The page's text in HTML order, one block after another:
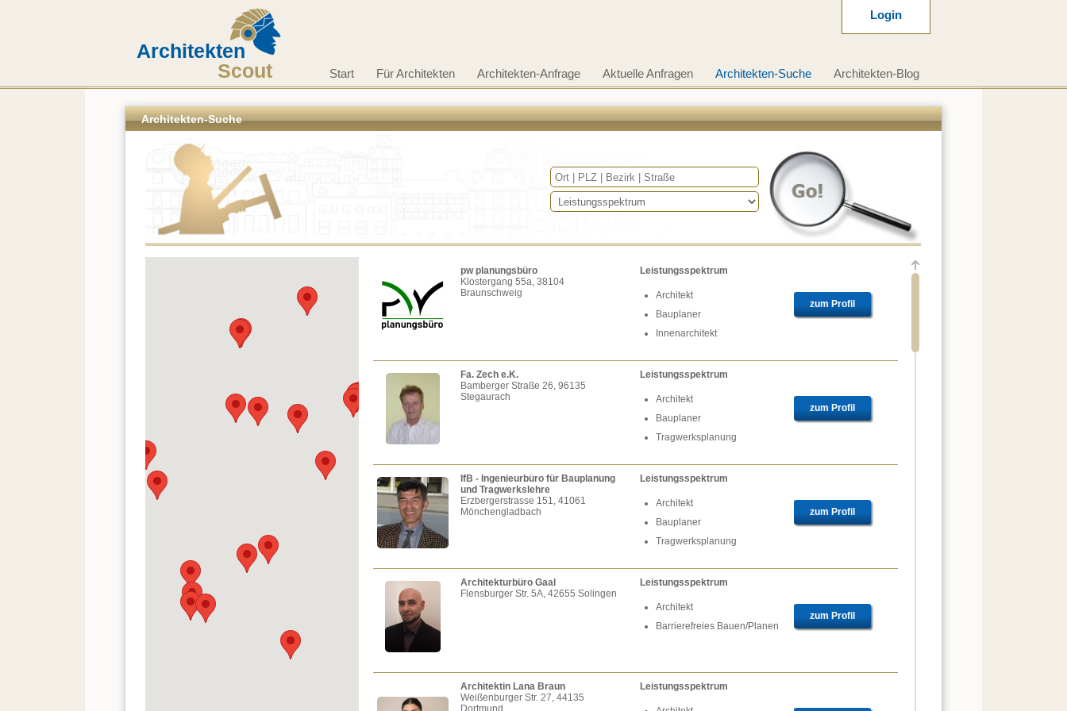
Architekten
Scout
Start Für Architekten Architekten-Anfrage Aktuelle Anfragen Architekten-Suche Architekten-Blog
Login
Architekten-Suche
pw planungsbüro
Klostergang 55a, 38104
Braunschweig
Leistungsspektrum
Architekt
Bauplaner
Innenarchitekt
zum Profil
Fa. Zech e.K.
Bamberger Straße 26, 96135
Stegaurach
Leistungsspektrum
Architekt
Bauplaner
Tragwerksplanung
zum Profil
IfB - Ingenieurbüro für Bauplanung
und Tragwerkslehre
Erzbergerstrasse 151, 41061
Mönchengladbach
Leistungsspektrum
Architekt
Bauplaner
Tragwerksplanung
zum Profil
Architekturbüro Gaal
Flensburger Str. 5A, 42655 Solingen
Leistungsspektrum
Architekt
Barrierefreies Bauen/Planen
zum Profil
Architektin Lana Braun
Weißenburger Str. 27, 44135
Dortmund
Leistungsspektrum